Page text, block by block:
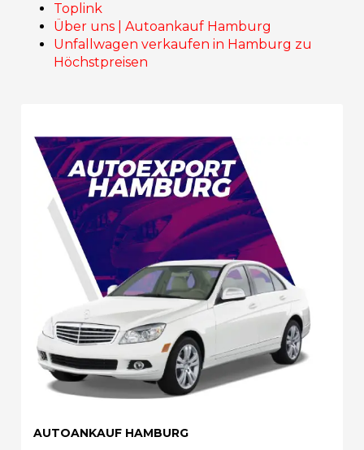
Toplink
Über uns | Autoankauf Hamburg
Unfallwagen verkaufen in Hamburg zu
Höchstpreisen
AUTOANKAUF HAMBURG